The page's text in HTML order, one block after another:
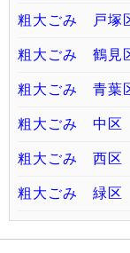
粗大ごみ 戸塚
粗大ごみ 鶴見
粗大ごみ 青葉
粗大ごみ 中区
粗大ごみ 西区
粗大ごみ 緑区